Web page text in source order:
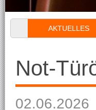
Navigation
AKTUELLES
Not-
02.06.2026